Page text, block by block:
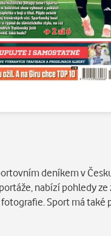
deníkem v
nabízí pohledy
Sport má